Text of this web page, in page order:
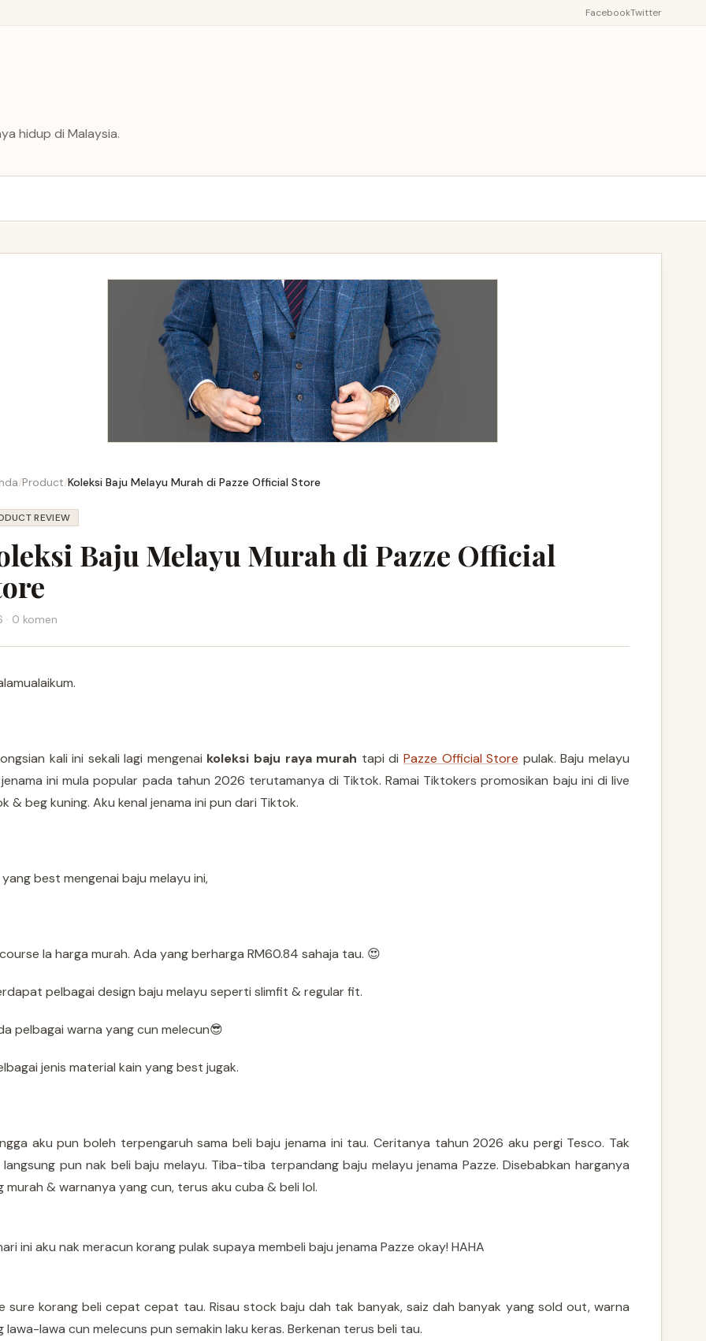
FacebookTwitter
hidup di Malaysia.
/Product/Koleksi Baju Melayu Murah di Pazze Official Store
REVIEW
Baju Melayu Murah di Pazze Official
· 0 komen
kali ini sekali lagi mengenai koleksi baju raya murah tapi di Pazze Official Store pulak. Baju melayu
ini mula popular pada tahun 2026 terutamanya di Tiktok. Ramai Tiktokers promosikan baju ini di live
& beg kuning. Aku kenal jenama ini pun dari Tiktok.
best mengenai baju melayu ini,
la harga murah. Ada yang berharga RM60.84 sahaja tau. 😍
pelbagai design baju melayu seperti slimfit & regular fit.
pelbagai warna yang cun melecun😎
jenis material kain yang best jugak.
aku pun boleh terpengaruh sama beli baju jenama ini tau. Ceritanya tahun 2026 aku pergi Tesco. Tak
langsung pun nak beli baju melayu. Tiba-tiba terpandang baju melayu jenama Pazze. Disebabkan harganya
murah & warnanya yang cun, terus aku cuba & beli lol.
ini aku nak meracun korang pulak supaya membeli baju jenama Pazze okay! HAHA
sure korang beli cepat cepat tau. Risau stock baju dah tak banyak, saiz dah banyak yang sold out, warna
lawa-lawa cun melecuns pun semakin laku keras. Berkenan terus beli tau.